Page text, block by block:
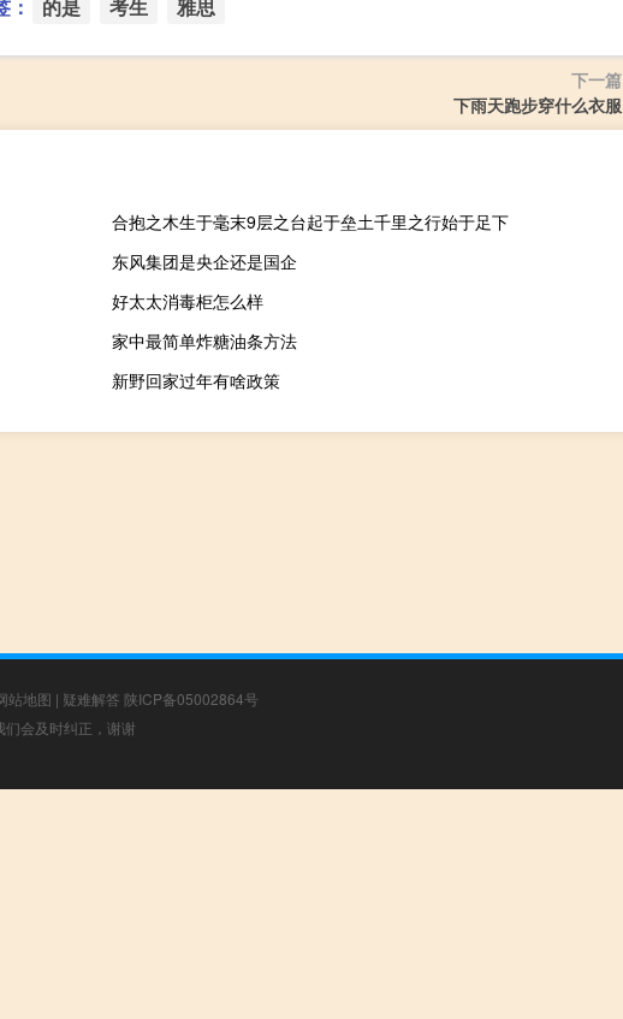
： 的是 考生 雅思
下一篇
下雨天跑步穿什么衣服
合抱之木生于毫末9层之台起于垒土千里之行始于足下
东风集团是央企还是国企
好太太消毒柜怎么样
家中最简单炸糖油条方法
新野回家过年有啥政策
站地图 | 疑难解答 陕ICP备05002864号
会及时纠正，谢谢